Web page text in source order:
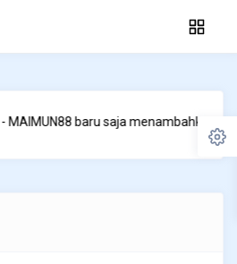
MAIMUN88 baru saja menambahkan